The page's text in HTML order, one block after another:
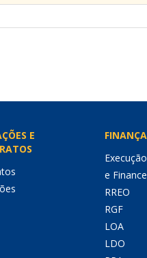
E
e
RREO
RGF
LOA
LDO